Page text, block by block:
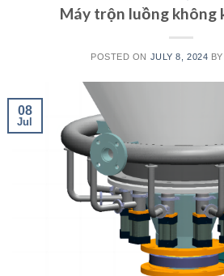
Máy trộn luồng không
POSTED ON JULY 8, 2024 BY
08
Jul